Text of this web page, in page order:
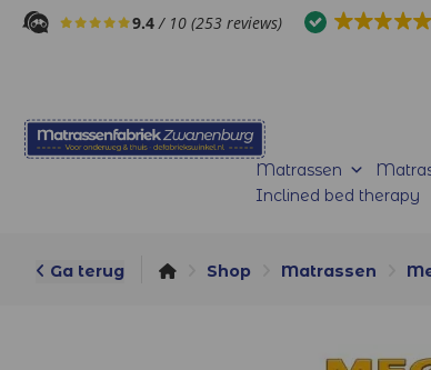
9.4 / 10 (253 reviews)
Matrassen
Inclined bed therapy
Ga terug Shop Matrassen